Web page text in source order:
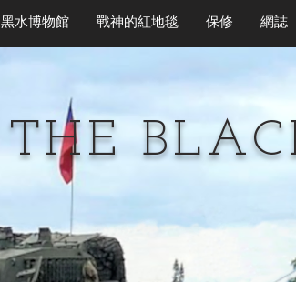
黑水博物館 戰神的紅地毯 保修 網誌
THE